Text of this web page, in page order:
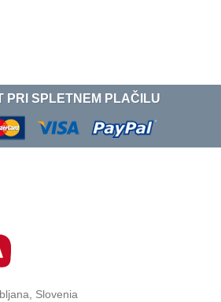
PRI SPLETNEM PLAČILU
Slovenia